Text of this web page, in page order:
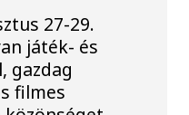
27-29.
játék- és
gazdag
filmes